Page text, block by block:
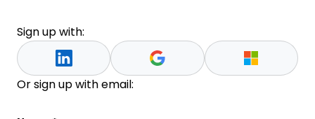
Sign up with:
Or sign up with email: